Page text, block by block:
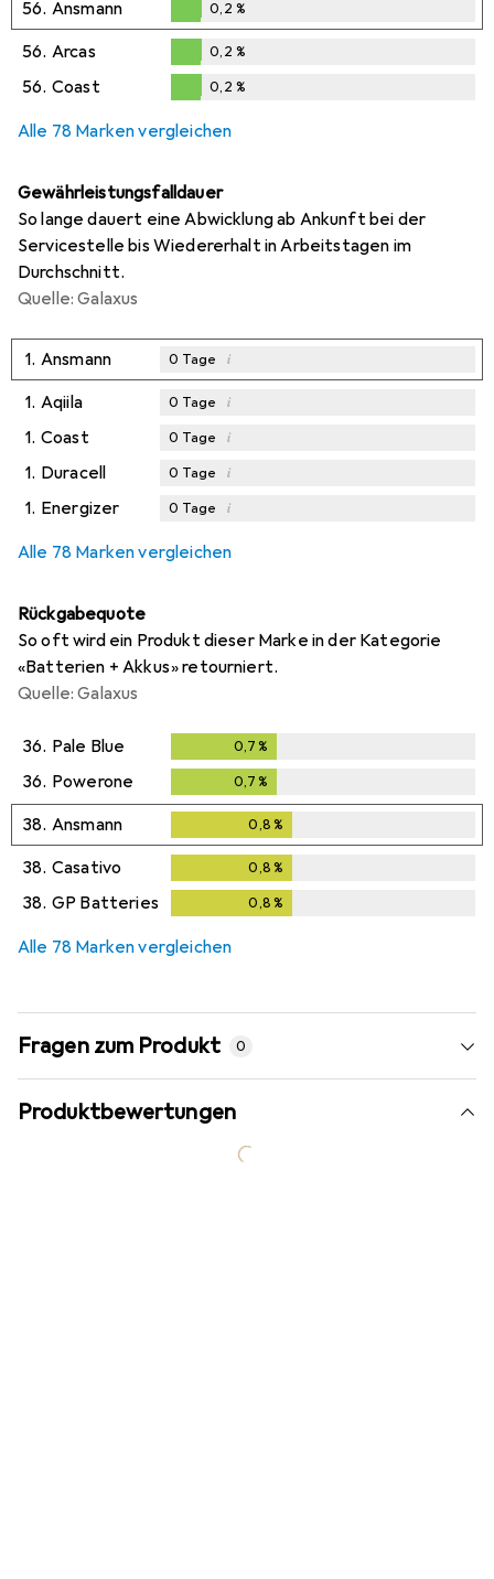
56. Ansmann
0,2%
0,2 %
56. Arcas
0,2%
0,2 %
56. Coast 0,2 %
Alle 78 Marken vergleichen
Gewährleistungsfalldauer
So lange dauert eine Abwicklung ab Ankunft bei der
Servicestelle bis Wiedererhalt in Arbeitstagen im
Durchschnitt.
Quelle: Galaxus
1. Ansmann 0 Tage i
1. Aqiila 0 Tage i
1. Coast 0 Tage i
1. Duracell 0 Tage i
1. Energizer 0 Tage i
Alle 78 Marken vergleichen
Rückgabequote
So oft wird ein Produkt dieser Marke in der Kategorie
«Batterien + Akkus» retourniert.
Quelle: Galaxus
36. Pale Blue 0,7 %
36. Powerone 0,7 %
38. Ansmann 0,8 %
38. Casativo 0,8 %
38. GP Batteries 0,8 %
Alle 78 Marken vergleichen
Fragen zum Produkt 0
Produktbewertungen